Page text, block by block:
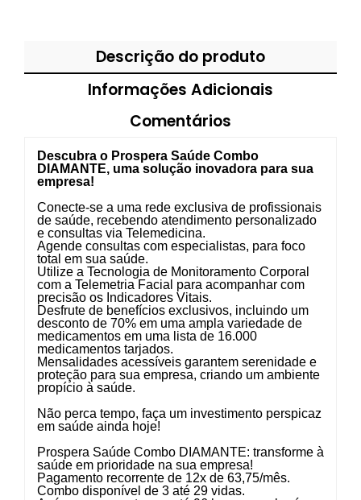
Descrição do produto
Informações Adicionais
Comentários
Descubra o Prospera Saúde Combo
DIAMANTE, uma solução inovadora para sua
empresa!
Conecte-se a uma rede exclusiva de profissionais
de saúde, recebendo atendimento personalizado
e consultas via Telemedicina.
Agende consultas com especialistas, para foco
total em sua saúde.
Utilize a Tecnologia de Monitoramento Corporal
com a Telemetria Facial para acompanhar com
precisão os Indicadores Vitais.
Desfrute de benefícios exclusivos, incluindo um
desconto de 70% em uma ampla variedade de
medicamentos em uma lista de 16.000
medicamentos tarjados.
Mensalidades acessíveis garantem serenidade e
proteção para sua empresa, criando um ambiente
propício à saúde.
Não perca tempo, faça um investimento perspicaz
em saúde ainda hoje!
Prospera Saúde Combo DIAMANTE: transforme à
saúde em prioridade na sua empresa!
Pagamento recorrente de 12x de 63,75/mês.
Combo disponível de 3 até 29 vidas.